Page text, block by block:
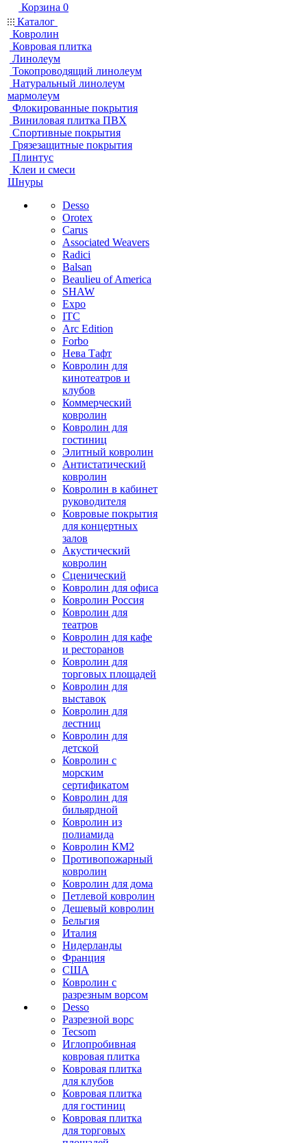
Корзина 0
Каталог
Ковролин
Ковровая плитка
Линолеум
Токопроводящий линолеум
Натуральный линолеум
мармолеум
Флокированные покрытия
Виниловая плитка ПВХ
Спортивные покрытия
Грязезащитные покрытия
Плинтус
Клеи и смеси
Шнуры
Desso
Orotex
Carus
Associated Weavers
Radici
Balsan
Beaulieu of America
SHAW
Expo
ITC
Arc Edition
Forbo
Нева Тафт
Ковролин для
кинотеатров и
клубов
Коммерческий
ковролин
Ковролин для
гостиниц
Элитный ковролин
Антистатический
ковролин
Ковролин в кабинет
руководителя
Ковровые покрытия
для концертных
залов
Акустический
ковролин
Сценический
Ковролин для офиса
Ковролин Россия
Ковролин для
театров
Ковролин для кафе
и ресторанов
Ковролин для
торговых площадей
Ковролин для
выставок
Ковролин для
лестниц
Ковролин для
детской
Ковролин с
морским
сертификатом
Ковролин для
бильярдной
Ковролин из
полиамида
Ковролин КМ2
Противопожарный
ковролин
Ковролин для дома
Петлевой ковролин
Дешевый ковролин
Бельгия
Италия
Нидерланды
Франция
США
Ковролин с
разрезным ворсом
Desso
Разрезной ворс
Tecsom
Иглопробивная
ковровая плитка
Ковровая плитка
для клубов
Ковровая плитка
для гостиниц
Ковровая плитка
для торговых